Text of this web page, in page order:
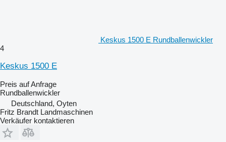
Keskus 1500 E Rundballenwickler
4
Keskus 1500 E
Preis auf Anfrage
Rundballenwickler
Deutschland, Oyten
Fritz Brandt Landmaschinen
Verkäufer kontaktieren